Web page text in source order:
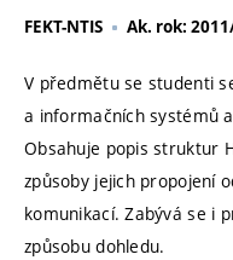
FEKT-NTIS Ak. rok:
V předmětu se studenti
a informačních systémů
Obsahuje popis struktur
způsoby jejich propojení
komunikací. Zabývá se i
způsobu dohledu.